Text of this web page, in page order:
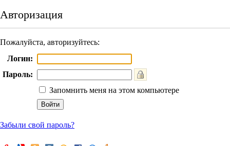
Авторизация
Пожалуйста, авторизуйтесь:
Логин:
Пароль:
Запомнить меня на этом компьютере
Забыли свой пароль?